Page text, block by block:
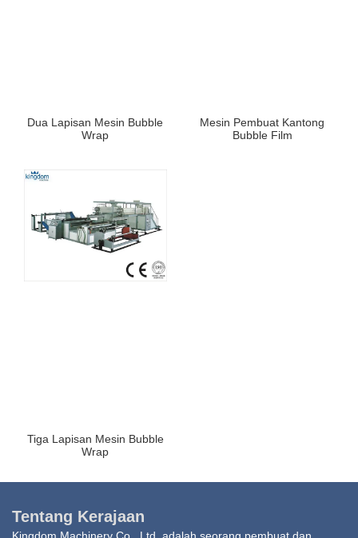
Dua Lapisan Mesin Bubble
Wrap
Mesin Pembuat Kantong
Bubble Film
Tiga Lapisan Mesin Bubble
Wrap
Tentang Kerajaan
Kingdom Machinery Co., Ltd. adalah seorang pembuat dan